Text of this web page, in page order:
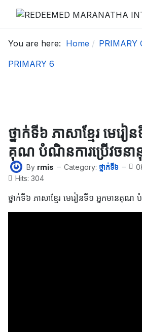
You are here: Home
PRIMARY
PRIMARY 6
ថ្នាក់ទី៦ ភាសាខ្មែរ មេរៀ
គុណ បំណិនការប្រើវចនា
By rmis Category: ថ្នាក់ទី៦
Hits: 304
ថ្នាក់ទី៦ ភាសាខ្មែរ មេរៀនទី១ អ្នកមានគុណ